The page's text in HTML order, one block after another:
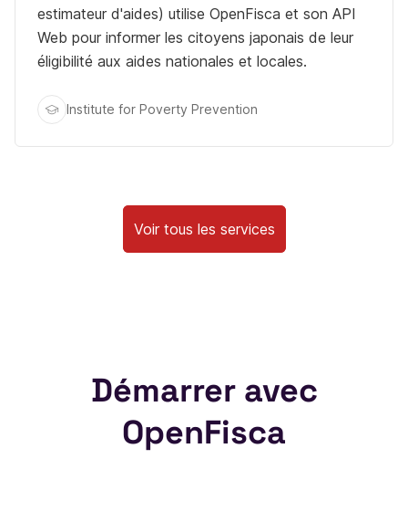
estimateur d'aides) utilise OpenFisca et son API
Web pour informer les citoyens japonais de leur
éligibilité aux aides nationales et locales.
Institute for Poverty Prevention
Voir tous les services
Démarrer avec
OpenFisca